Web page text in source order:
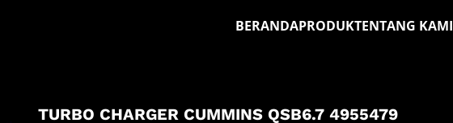
BERANDAPRODUKTENTANG KAMI
MasukTURBO CHARGER CUMMINS QSB6.7 4955479